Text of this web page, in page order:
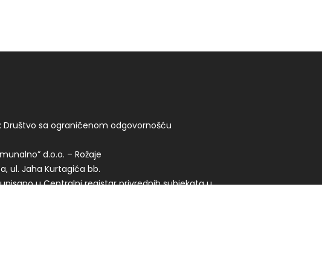
Društvo sa ograničenom odgovornošću
d.o.o. – Rožaje
ul. Jaha Kurtagića bb.
u Centralni registar privrednih subjekata u